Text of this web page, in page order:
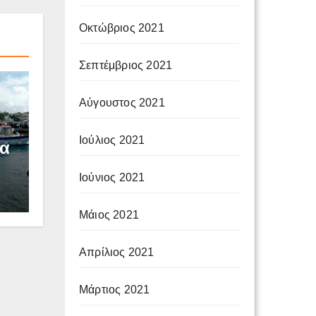
Οκτώβριος 2021
Σεπτέμβριος 2021
Αύγουστος 2021
Ιούλιος 2021
Ιούνιος 2021
Μάιος 2021
Απρίλιος 2021
Μάρτιος 2021